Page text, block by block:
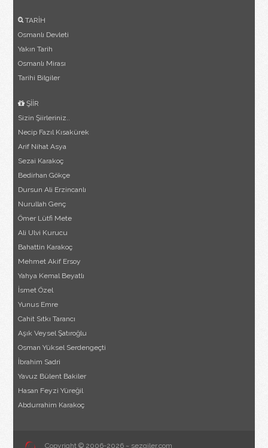
TARİH
Osmanlı Devleti
Yakın Tarih
Osmanlı Mirası
Tarihi Bilgiler
ŞİİR
Sizin Şiirleriniz..
Necip Fazıl Kısakürek
Arif Nihat Asya
Sezai Karakoç
Bedirhan Gökçe
Dursun Ali Erzincanlı
Nurullah Genç
Ömer Lütfi Mete
Ali Ulvi Kurucu
Bahattin Karakoç
Mehmet Akif Ersoy
Yahya Kemal Beyatlı
İsmet Özel
Yunus Emre
Cahit Sıtkı Tarancı
Aşık Veysel Şatıroğlu
Osman Yüksel Serdengeçti
İbrahim Sadri
Yavuz Bülent Bakiler
Hasan Feyzi Yüreğil
Abdurrahim Karakoç
Copyright © 2006-2026 ~ sezgiler.com